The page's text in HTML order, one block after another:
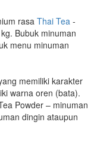
rasa Thai Tea -
Bubuk minuman
menu minuman
memiliki karakter
warna oren (bata).
Powder – minuman
dingin ataupun